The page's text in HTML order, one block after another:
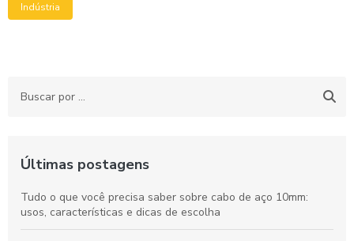
Indústria
Últimas postagens
Tudo o que você precisa saber sobre cabo de aço 10mm:
usos, características e dicas de escolha